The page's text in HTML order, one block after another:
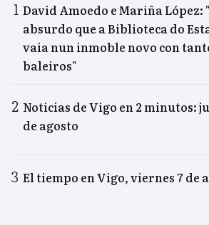
David Amoedo e Mariña López:
absurdo que a Biblioteca do
vaia nun inmoble novo con
baleiros"
Noticias de Vigo en 2 minutos:
de agosto
El tiempo en Vigo, viernes 7 de